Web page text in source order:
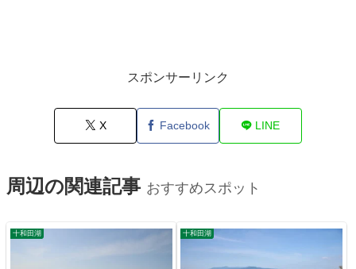
スポンサーリンク
X Facebook LINE
周辺の関連記事 おすすめスポット
十和田湖 十和田湖